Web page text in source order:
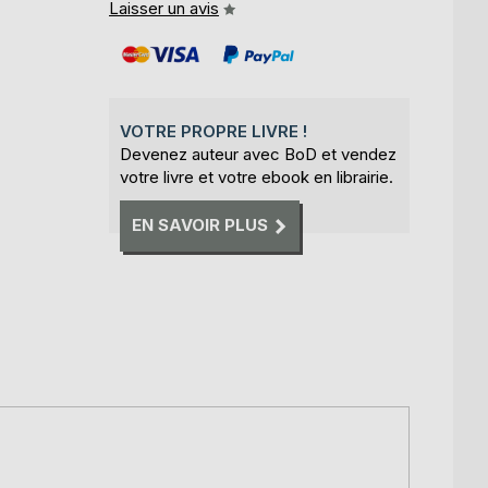
Laisser un avis
VOTRE PROPRE LIVRE !
Devenez auteur avec BoD et vendez
votre livre et votre ebook en librairie.
EN SAVOIR PLUS